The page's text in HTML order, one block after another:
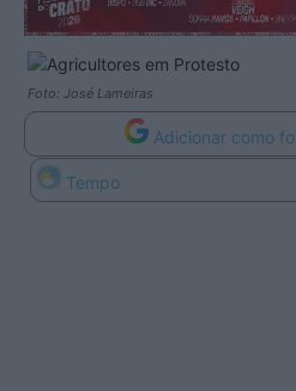
Foto: José Lameiras
Adicionar como
Tempo